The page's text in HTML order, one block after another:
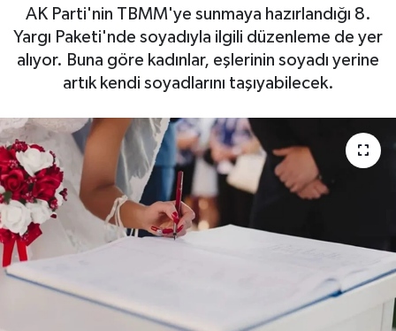
AK Parti'nin TBMM'ye sunmaya hazırlandığı 8.
Yargı Paketi'nde soyadıyla ilgili düzenleme de yer
alıyor. Buna göre kadınlar, eşlerinin soyadı yerine
artık kendi soyadlarını taşıyabilecek.
EKONOMİ
GÜNDEM
MAGAZİN
SAĞLIK
EĞİTİM
BÖLGE
KEŞFET
Tüm Manşetler
Son Dakika Haberleri
Haber Arşivi